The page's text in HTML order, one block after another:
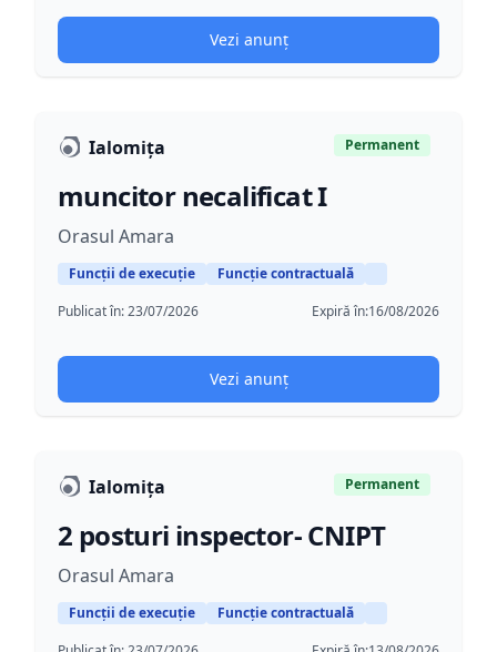
Vezi anunț
Ialomița Permanent
muncitor necalificat I
Orasul Amara
Funcții de execuție
Funcție contractuală
Publicat în:23/07/2026 Expiră în:16/08/2026
Vezi anunț
Ialomița Permanent
2 posturi inspector- CNIPT
Orasul Amara
Funcții de execuție
Funcție contractuală